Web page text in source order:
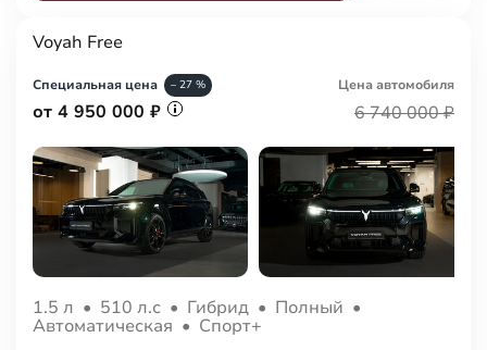
Voyah Free
Специальная цена – 27 %
от 4 950 000 ₽
Цена автомобиля
6 740 000 ₽
1.5 л • 510 л.с • Гибрид • Полный •
Автоматическая • Спорт+